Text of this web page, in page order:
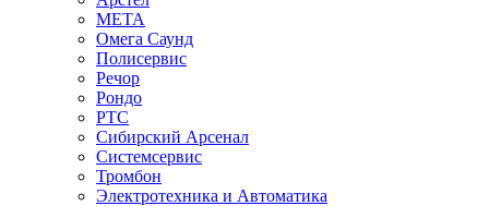
МЕТА
Омега Саунд
Полисервис
Речор
Рондо
РТС
Сибирский Арсенал
Системсервис
Тромбон
Электротехника и Автоматика